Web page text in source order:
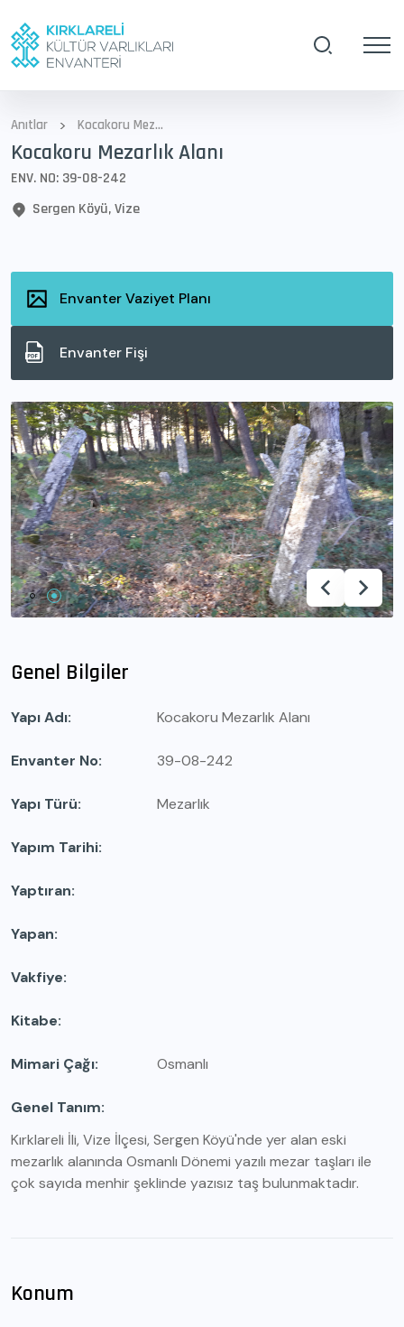
Anıtlar > Kocakoru Mezarlık Alanı
Kocakoru Mezarlık Alanı
Sergen Köyü, Vize
ENV. NO: 39-08-242
Genel Bilgiler
Yapı Adı Kocakoru Mezarlık Alanı
Envanter No 39-08-242
Yapı Türü Mezarlık
Yapım Tarihi
Yaptıran
Yapan
Vakfiye
Kitabe
Mimari Çağı Osmanlı
Genel Tanım
Kırklareli İli, Vize İlçesi, Sergen Köyü'nde yer alan eski
mezarlık alanında Osmanlı Dönemi yazılı mezar taşları ile
çok sayıda menhir şeklinde yazısız taş bulunmaktadır.
Konum
Envanter Vaziyet Planı
Envanter Fişi